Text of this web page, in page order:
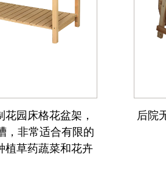
园床格花盆架，
，非常适合有限的
植草药蔬菜和花卉
后院